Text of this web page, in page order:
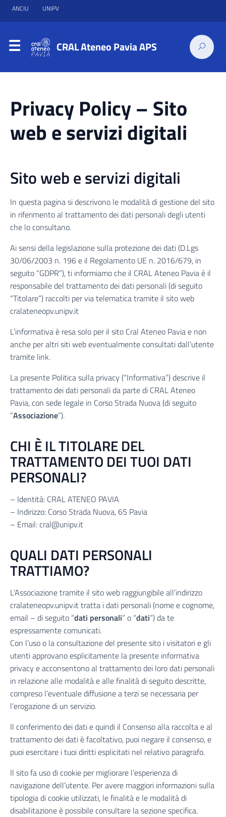
ANCIU UNIPV
CRAL Ateneo Pavia APS
Privacy Policy – Sito
web e servizi digitali
Sito web e servizi digitali
In questa pagina si descrivono le modalità di gestione del sito
in riferimento al trattamento dei dati personali degli utenti
che lo consultano.
Ai sensi della legislazione sulla protezione dei dati (D.Lgs
30/06/2003 n. 196 e il Regolamento UE n. 2016/679, in
seguito “GDPR”), ti informiamo che il CRAL Ateneo Pavia è il
responsabile del trattamento dei dati personali (di seguito
“Titolare”) raccolti per via telematica tramite il sito web
cralateneopv.unipv.it
L’informativa è resa solo per il sito Cral Ateneo Pavia e non
anche per altri siti web eventualmente consultati dall’utente
tramite link.
La presente Politica sulla privacy (“Informativa”) descrive il
trattamento dei dati personali da parte di CRAL Ateneo
Pavia, con sede legale in Corso Strada Nuova (di seguito
“Associazione”).
CHI È IL TITOLARE DEL
TRATTAMENTO DEI TUOI DATI
PERSONALI?
– Identità: CRAL ATENEO PAVIA
– Indirizzo: Corso Strada Nuova, 65 Pavia
– Email: cral@unipv.it
QUALI DATI PERSONALI
TRATTIAMO?
L’Associazione tramite il sito web raggiungibile all’indirizzo
cralateneopv.unipv.it tratta i dati personali (nome e cognome,
email – di seguito “dati personali” o “dati”) da te
espressamente comunicati.
Con l’uso o la consultazione del presente sito i visitatori e gli
utenti approvano esplicitamente la presente informativa
privacy e acconsentono al trattamento dei loro dati personali
in relazione alle modalità e alle finalità di seguito descritte,
compreso l’eventuale diffusione a terzi se necessaria per
l’erogazione di un servizio.
Il conferimento dei dati e quindi il Consenso alla raccolta e al
trattamento dei dati è facoltativo, puoi negare il consenso, e
puoi esercitare i tuoi diritti esplicitati nel relativo paragrafo.
Il sito fa uso di cookie per migliorare l’esperienza di
navigazione dell’utente. Per avere maggiori informazioni sulla
tipologia di cookie utilizzati, le finalità e le modalità di
disabilitazione è possibile consultare la sezione specifica.